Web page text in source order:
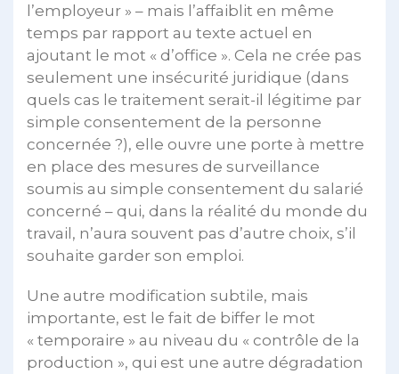
l’employeur » – mais l’affaiblit en même
temps par rapport au texte actuel en
ajoutant le mot « d’office ». Cela ne crée pas
seulement une insécurité juridique (dans
quels cas le traitement serait-il légitime par
simple consentement de la personne
concernée ?), elle ouvre une porte à mettre
en place des mesures de surveillance
soumis au simple consentement du salarié
concerné – qui, dans la réalité du monde du
travail, n’aura souvent pas d’autre choix, s’il
souhaite garder son emploi.
Une autre modification subtile, mais
importante, est le fait de biffer le mot
« temporaire » au niveau du « contrôle de la
production », qui est une autre dégradation